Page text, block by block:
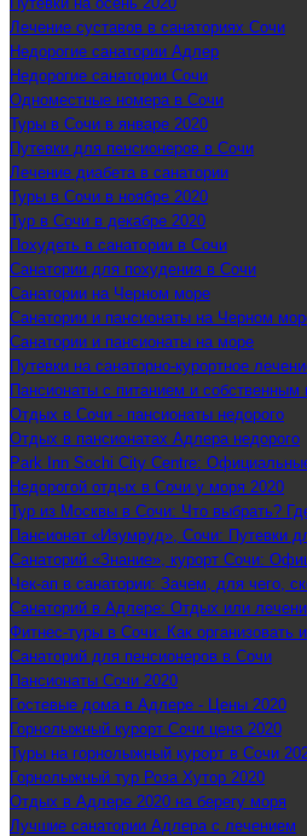
Лечение суставов в санаториях Сочи
Недорогие санатории Адлер
Недорогие санатории Сочи
Одноместные номера в Сочи
Туры в Сочи в январе 2020
Путевки для пенсионеров в Сочи
Лечение диабета в санатории
Туры в Сочи в ноябре 2020
Тур в Сочи в декабре 2020
Похудеть в санатории в Сочи
Санатории для похудения в Сочи
Санатории на Черном море
Санатории и пансионаты на Черном
Санатории и пансионаты на море
Путевки на санаторно-курортное
Пансионаты с питанием и собственным
Отдых в Сочи - пансионаты недорого
Отдых в пансионатах Адлера недорого
Park Inn Sochi City Centre:
Недорогой отдых в Сочи у моря 2020
Тур из Москвы в Сочи: Что выбрать?
Пансионат «Изумруд», Сочи: Путевки
Санаторий «Знание», курорт Сочи:
Чек-ап в санатории: Зачем, для чего,
Санаторий в Адлере: Отдых или
Фитнес-туры в Сочи: Как организовать
Санаторий для пенсионеров в Сочи
Пансионаты Сочи 2020
Гостевые дома в Адлере - Цены 2020
Горнолыжный курорт Сочи цена 2020
Туры на горнолыжный курорт в Сочи
Горнолыжный тур Роза Хутор 2020
Отдых в Адлере 2020 на берегу моря
Лучшие санатории Адлера с лечением